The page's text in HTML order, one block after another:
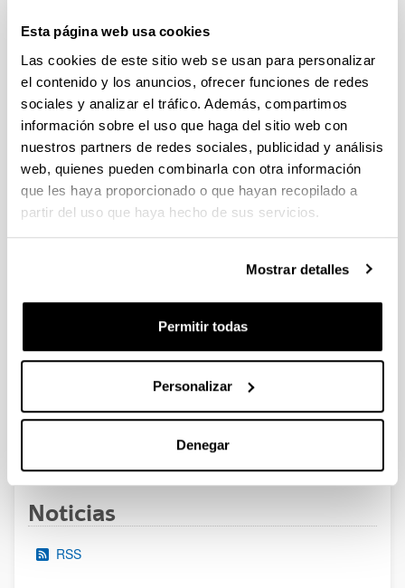
Esta página web usa cookies
Las cookies de este sitio web se usan para personalizar
el contenido y los anuncios, ofrecer funciones de redes
sociales y analizar el tráfico. Además, compartimos
información sobre el uso que haga del sitio web con
nuestros partners de redes sociales, publicidad y análisis
web, quienes pueden combinarla con otra información
que les haya proporcionado o que hayan recopilado a
partir del uso que haya hecho de sus servicios.
Mostrar detalles
Permitir todas
Personalizar
Denegar
de junio de 2026. Ver Resumen de Procedimiento en la EHU
publicado.
FUNDACIÓN RAMÓN ARECES Convocatoria Jóvenes
doctores 2026
Plazo de presentación cerrado (Fecha de fin del plazo de
presentación: 05/06/2026 15:00)
El plazo para presentar el impreso de cofinanciación para
de autorización del centro de investigación finaliza el 29 de
Ayudas para la realización de proyectos de investigación
básica y/o aplicada (PIBA) 2026
presentación: 10/06/2026)
Se ha publicado la convocatoria
PáginaPáginaPágina
4 Página
5
Noticias
RSS